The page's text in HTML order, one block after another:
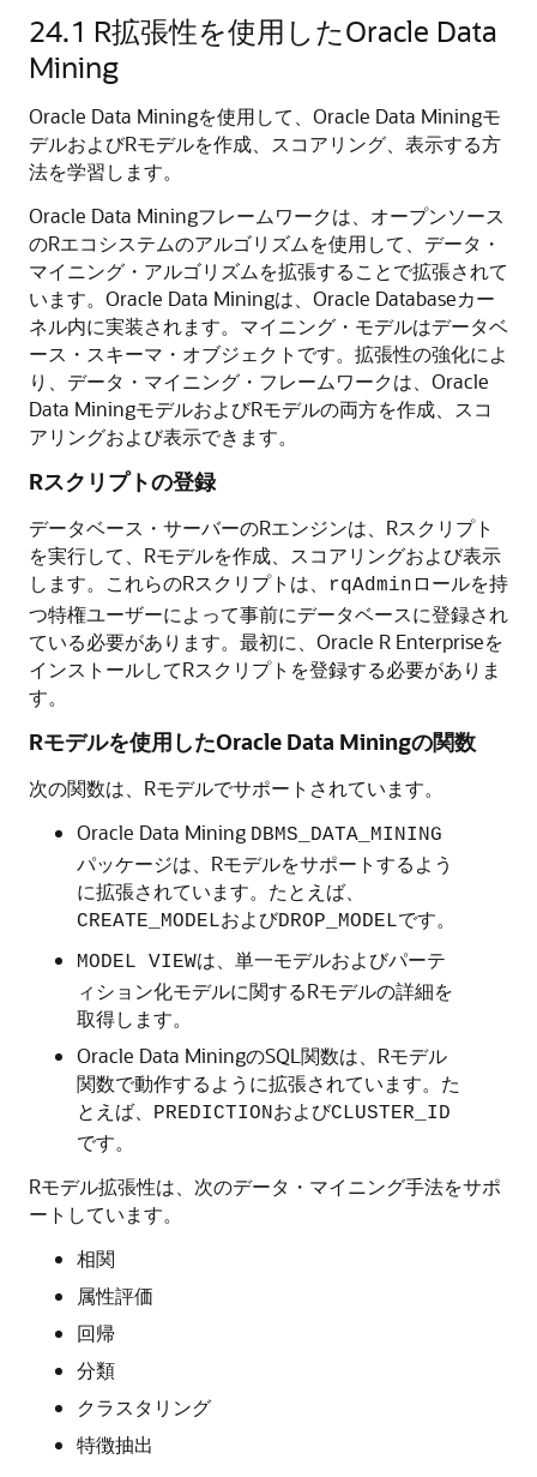
24.1 R拡張性を使用したOracle Data
Mining
Oracle Data Miningを使用して、Oracle Data Miningモ
デルおよびRモデルを作成、スコアリング、表示する方
法を学習します。
Oracle Data Miningフレームワークは、オープンソース
のRエコシステムのアルゴリズムを使用して、データ・
マイニング・アルゴリズムを拡張することで拡張されて
います。Oracle Data Miningは、Oracle Databaseカー
ネル内に実装されます。マイニング・モデルはデータベ
ース・スキーマ・オブジェクトです。拡張性の強化によ
り、データ・マイニング・フレームワークは、Oracle
Data MiningモデルおよびRモデルの両方を作成、スコ
アリングおよび表示できます。
Rスクリプトの登録
データベース・サーバーのRエンジンは、Rスクリプト
を実行して、Rモデルを作成、スコアリングおよび表示
します。これらのRスクリプトは、
rqAdmin ロールを持
つ特権ユーザーによって事前にデータベースに登録され
ている必要があります。最初に、Oracle R Enterpriseを
インストールしてRスクリプトを登録する必要がありま
す。
Rモデルを使用したOracle Data Miningの関数
次の関数は、Rモデルでサポートされています。
Oracle Data Mining DBMS_DATA_MINING
パッケージは、Rモデルをサポートするよう
に拡張されています。たとえば、
CREATE_MODELおよびDROP_MODELです。
MODEL VIEWは、単一モデルおよびパーテ
ィション化モデルに関するRモデルの詳細を
取得します。
Oracle Data MiningのSQL関数は、Rモデル
関数で動作するように拡張されています。た
とえば、
PREDICTIONおよびCLUSTER_ID
です。
Rモデル拡張性は、次のデータ・マイニング手法をサポ
ートしています。
相関
属性評価
回帰
分類
クラスタリング
特徴抽出